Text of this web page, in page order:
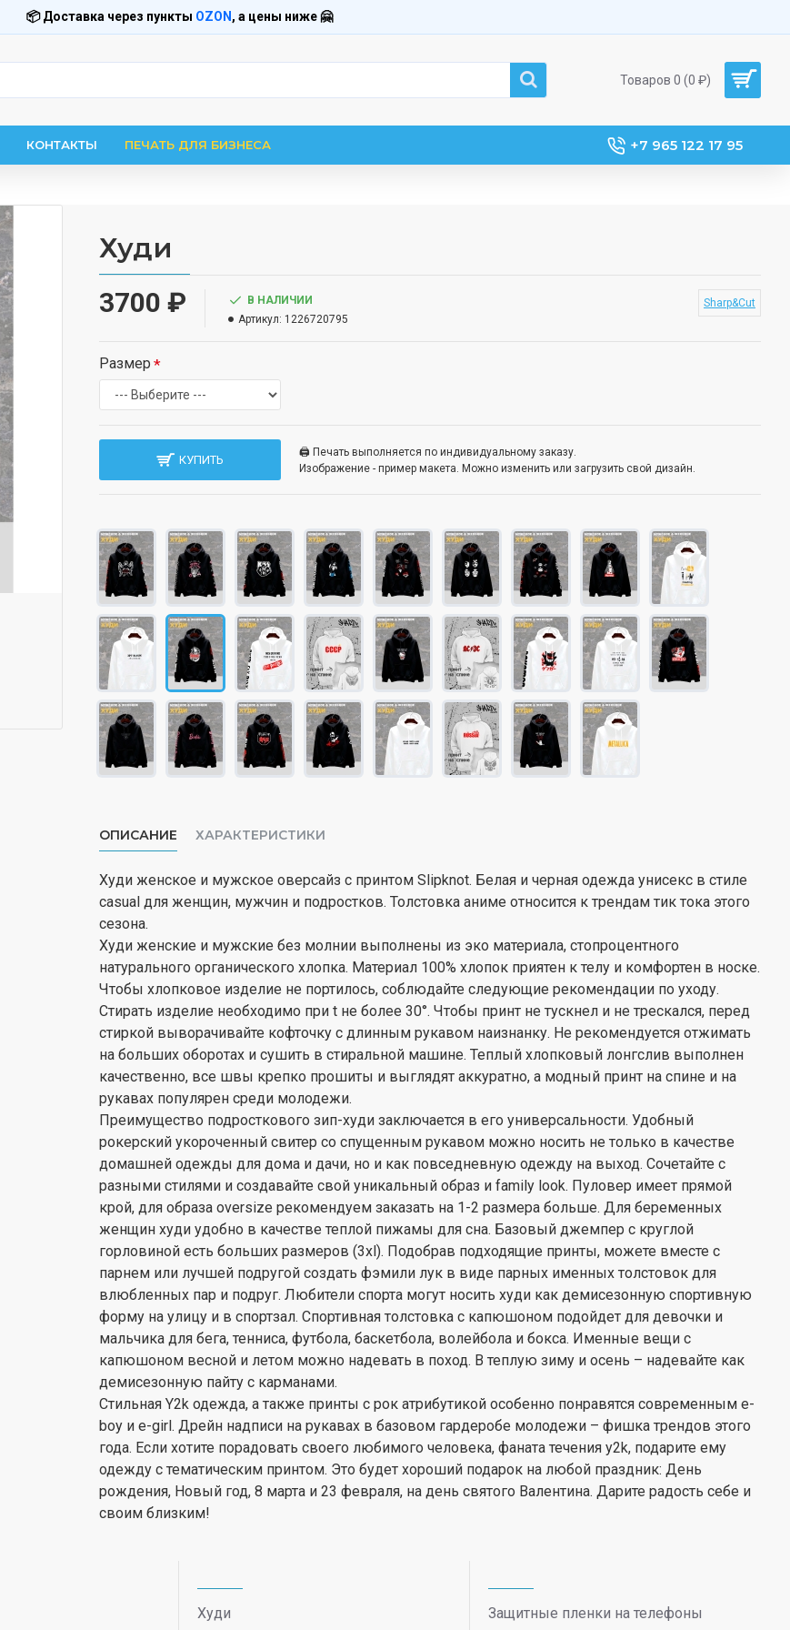
📦 Доставка через пункты OZON , а цены ниже 🤗
Товаров 0 (0 ₽)
КОНТАКТЫ ПЕЧАТЬ ДЛЯ БИЗНЕСА +7 965 122 17 95
Худи
3700 ₽
В НАЛИЧИИ
Артикул: 1226720795
Sharp&Cut
Размер
КУПИТЬ
🖨️ Печать выполняется по индивидуальному заказу.
Изображение - пример макета. Можно изменить или загрузить свой дизайн.
ОПИСАНИЕ ХАРАКТЕРИСТИКИ
Худи женское и мужское оверсайз с принтом Slipknot. Белая и черная одежда унисекс в стиле
casual для женщин, мужчин и подростков. Толстовка аниме относится к трендам тик тока этого
сезона.
Худи женские и мужские без молнии выполнены из эко материала, стопроцентного
натурального органического хлопка. Материал 100% хлопок приятен к телу и комфортен в носке.
Чтобы хлопковое изделие не портилось, соблюдайте следующие рекомендации по уходу.
Стирать изделие необходимо при t не более 30°. Чтобы принт не тускнел и не трескался, перед
стиркой выворачивайте кофточку с длинным рукавом наизнанку. Не рекомендуется отжимать
на больших оборотах и сушить в стиральной машине. Теплый хлопковый лонгслив выполнен
качественно, все швы крепко прошиты и выглядят аккуратно, а модный принт на спине и на
рукавах популярен среди молодежи.
Преимущество подросткового зип-худи заключается в его универсальности. Удобный
рокерский укороченный свитер со спущенным рукавом можно носить не только в качестве
домашней одежды для дома и дачи, но и как повседневную одежду на выход. Сочетайте с
разными стилями и создавайте свой уникальный образ и family look. Пуловер имеет прямой
крой, для образа oversize рекомендуем заказать на 1-2 размера больше. Для беременных
женщин худи удобно в качестве теплой пижамы для сна. Базовый джемпер с круглой
горловиной есть больших размеров (3xl). Подобрав подходящие принты, можете вместе с
парнем или лучшей подругой создать фэмили лук в виде парных именных толстовок для
влюбленных пар и подруг. Любители спорта могут носить худи как демисезонную спортивную
форму на улицу и в спортзал. Спортивная толстовка с капюшоном подойдет для девочки и
мальчика для бега, тенниса, футбола, баскетбола, волейбола и бокса. Именные вещи с
капюшоном весной и летом можно надевать в поход. В теплую зиму и осень – надевайте как
демисезонную пайту с карманами.
Стильная Y2k одежда, а также принты с рок атрибутикой особенно понравятся современным e-
boy и e-girl. Дрейн надписи на рукавах в базовом гардеробе молодежи – фишка трендов этого
года. Если хотите порадовать своего любимого человека, фаната течения y2k, подарите ему
одежду с тематическим принтом. Это будет хороший подарок на любой праздник: День
рождения, Новый год, 8 марта и 23 февраля, на день святого Валентина. Дарите радость себе и
своим близким!
Худи Защитные пленки на телефоны